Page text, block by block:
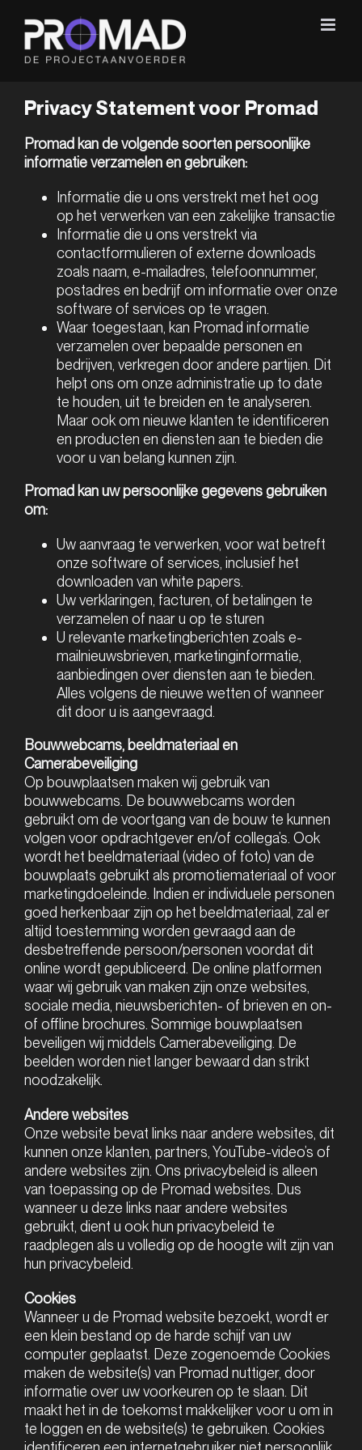
naar
inhoud
Privacy Statement voor Promad
Promad kan de volgende soorten persoonlijke
informatie verzamelen en gebruiken:
Informatie die u ons verstrekt met het oog
op het verwerken van een zakelijke transactie
Informatie die u ons verstrekt via
contactformulieren of externe downloads
zoals naam, e-mailadres, telefoonnummer,
postadres en bedrijf om informatie over onze
software of services op te vragen.
Waar toegestaan, kan Promad informatie
verzamelen over bepaalde personen en
bedrijven, verkregen door andere partijen. Dit
helpt ons om onze administratie up to date
te houden, uit te breiden en te analyseren.
Maar ook om nieuwe klanten te identificeren
en producten en diensten aan te bieden die
voor u van belang kunnen zijn.
Promad kan uw persoonlijke gegevens gebruiken
om:
Uw aanvraag te verwerken, voor wat betreft
onze software of services, inclusief het
downloaden van white papers.
Uw verklaringen, facturen, of betalingen te
verzamelen of naar u op te sturen
U relevante marketingberichten zoals e-
mailnieuwsbrieven, marketinginformatie,
aanbiedingen over diensten aan te bieden.
Alles volgens de nieuwe wetten of wanneer
dit door u is aangevraagd.
Bouwwebcams, beeldmateriaal en
Camerabeveiliging
Op bouwplaatsen maken wij gebruik van
bouwwebcams. De bouwwebcams worden
gebruikt om de voortgang van de bouw te kunnen
volgen voor opdrachtgever en/of collega’s. Ook
wordt het beeldmateriaal (video of foto) van de
bouwplaats gebruikt als promotiemateriaal of voor
marketingdoeleinde. Indien er individuele personen
goed herkenbaar zijn op het beeldmateriaal, zal er
altijd toestemming worden gevraagd aan de
desbetreffende persoon/personen voordat dit
online wordt gepubliceerd. De online platformen
waar wij gebruik van maken zijn onze websites,
sociale media, nieuwsberichten- of brieven en on-
of offline brochures. Sommige bouwplaatsen
beveiligen wij middels Camerabeveiliging. De
beelden worden niet langer bewaard dan strikt
noodzakelijk.
Andere websites
Onze website bevat links naar andere websites, dit
kunnen onze klanten, partners, YouTube-video’s of
andere websites zijn. Ons privacybeleid is alleen
van toepassing op de Promad websites. Dus
wanneer u deze links naar andere websites
gebruikt, dient u ook hun privacybeleid te
raadplegen als u volledig op de hoogte wilt zijn van
hun privacybeleid.
Cookies
Wanneer u de Promad website bezoekt, wordt er
een klein bestand op de harde schijf van uw
computer geplaatst. Deze zogenoemde Cookies
maken de website(s) van Promad nuttiger, door
informatie over uw voorkeuren op te slaan. Dit
maakt het in de toekomst makkelijker voor u om in
te loggen en de website(s) te gebruiken. Cookies